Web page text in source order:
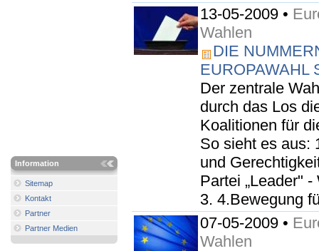
Information
Sitemap
Kontakt
Partner
Partner Medien
13-05-2009 •
Wahlen
DIE
EUROPAWAHL
Der zentrale
durch das Los
Koalitionen für
So sieht es aus:
und
Partei „Leader"
3. 4.Bewegung
07-05-2009 •
Wahlen